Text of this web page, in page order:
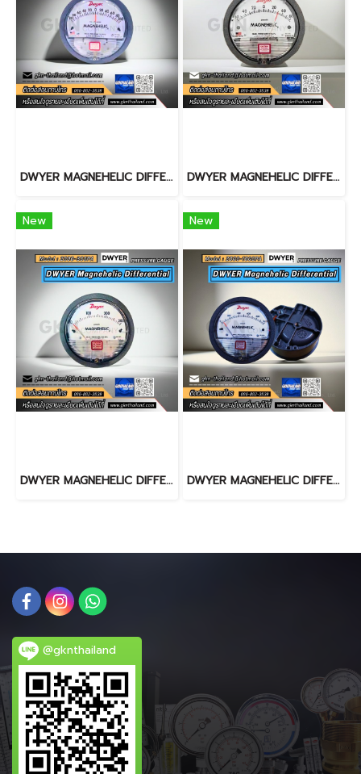
DWYER MAGNEHELIC DIFFERENTIAL PRESSURE GAUGE 2300-200PA DWYER MAGNEHELIC DIFFERENTIAL PRESSURE GAUGE 2300-120PA
New
DWYER MAGNEHELIC DIFFERENTIAL PRESSURE GAUGE 2000-300PA
New
DWYER MAGNEHELIC DIFFERENTIAL PRESSURE GAUGE 2000-1000PA
@gknthailand